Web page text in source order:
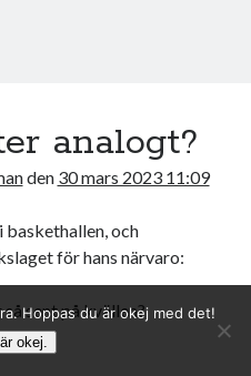
analogt?
den 30 mars 2023 11:09
och
för hans närvaro:
sent på kvällen?
Hoppas du är okej med det!
okej.